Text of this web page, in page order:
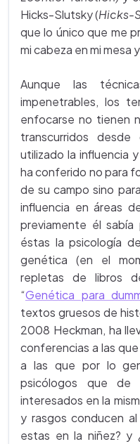
Hicks-Slutsky (Hicks-
que lo único que me
mi cabeza en mi mesa
Aunque las
impenetrables, los
enfocarse no tienen
transcurridos
utilizado la influencia
ha conferido no para
de su campo sino
influencia en áreas
previamente él
éstas la psicología
genética (en el
repletas de libros
“Genética para
textos gruesos de
2008 Heckman, ha
conferencias a las
a las que por lo
psicólogos que
interesados en la
y rasgos conducen
estas en la niñez? y